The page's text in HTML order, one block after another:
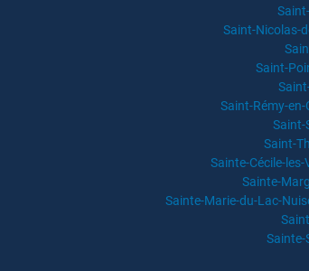
Saint-Nicolas-
Saint-
Saint-Rémy-
Saint-
Saint-
Sainte-Cécile-les-
Sainte-
Sainte-Marie-du-Lac-
Sainte-